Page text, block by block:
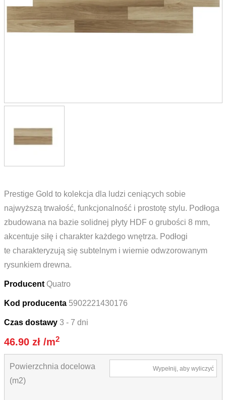
Prestige Gold to kolekcja dla ludzi ceniących sobie
najwyższą trwałość, funkcjonalność i prostotę stylu. Podłoga
zbudowana na bazie solidnej płyty HDF o grubości 8 mm,
akcentuje siłę i charakter każdego wnętrza. Podłogi
te charakteryzują się subtelnym i wiernie odwzorowanym
rysunkiem drewna.
Producent Quatro
Kod producenta 5902221430176
Czas dostawy 3 - 7 dni
46.90 zł/m2
Powierzchnia docelowa
(m2)
Wypełnij, aby wyliczyć